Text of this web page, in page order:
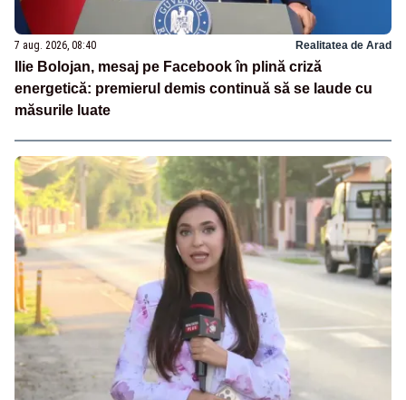
7 aug. 2026, 08:40 Realitatea de Arad
Ilie Bolojan, mesaj pe Facebook în plină criză
energetică: premierul demis continuă să se laude cu
măsurile luate